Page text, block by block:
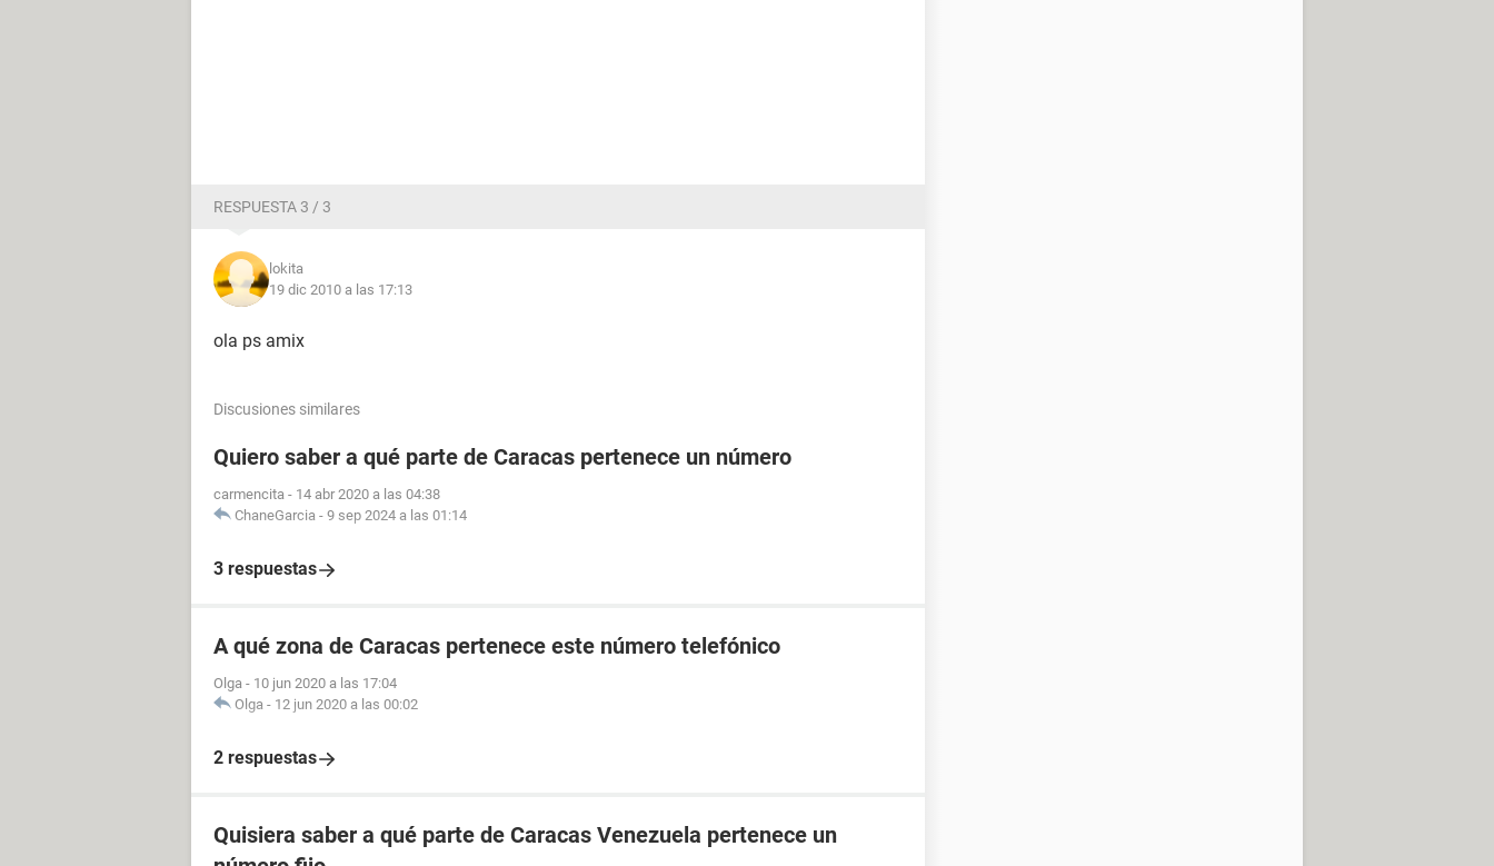
RESPUESTA 3 / 3
lokita
19 dic 2010 a las 17:13
ola ps amix
Discusiones similares
Quiero saber a qué parte de Caracas pertenece un número
carmencita - 14 abr 2020 a las 04:38
ChaneGarcia - 9 sep 2024 a las 01:14
3 respuestas
A qué zona de Caracas pertenece este número telefónico
Olga - 10 jun 2020 a las 17:04
Olga - 12 jun 2020 a las 00:02
2 respuestas
Quisiera saber a qué parte de Caracas Venezuela pertenece un